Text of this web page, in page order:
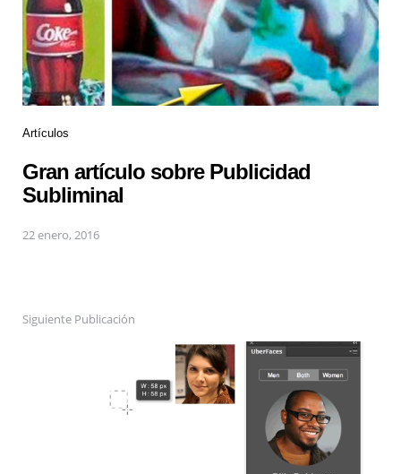
Artículos
Gran artículo sobre Publicidad
Subliminal
22 enero, 2016
Siguiente Publicación